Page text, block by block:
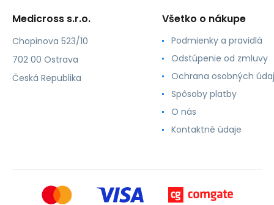
Medicross s.r.o.
Chopinova 523/10
702 00 Ostrava
Česká Republika
Všetko o nákupe
Podmienky a pravidlá
Odstúpenie od zmluvy
Ochrana osobných
Spôsoby platby
O nás
Kontaktné údaje